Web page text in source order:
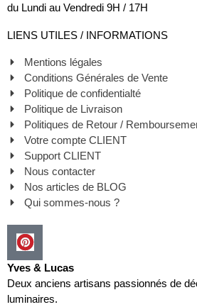
du Lundi au Vendredi 9H / 17H
LIENS UTILES / INFORMATIONS
Mentions légales
Conditions Générales de Vente
Politique de confidentialté
Politique de Livraison
Politiques de Retour /
Votre compte CLIENT
Support CLIENT
Nous contacter
Nos articles de BLOG
Qui sommes-nous ?
Yves & Lucas
Deux anciens artisans passionnés de
luminaires.